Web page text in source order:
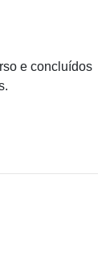
e concluídos